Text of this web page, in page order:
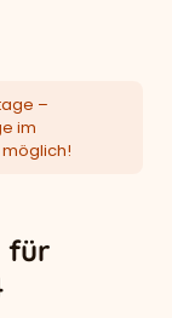
–
im
für